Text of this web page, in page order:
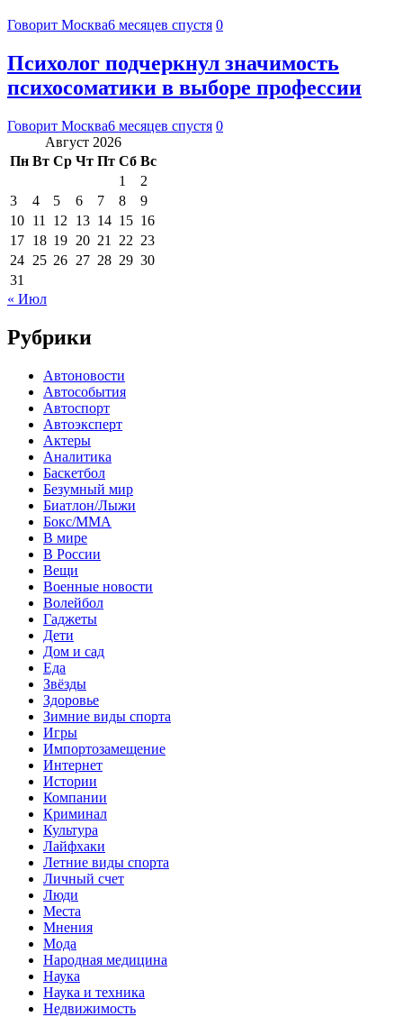
Говорит Москва6 месяцев спустя 0
Психолог подчеркнул значимость
психосоматики в выборе профессии
Говорит Москва6 месяцев спустя 0
Август 2026
Пн Вт Ср Чт Пт Сб Вс
1
2
3
4 5 6 7 8
9
10 11 12 13 14 15 16
17 18 19 20 21 22 23
24 25 26 27 28 29 30
31
« Июл
Рубрики
Автоновости
Автособытия
Автоспорт
Автоэксперт
Актеры
Аналитика
Баскетбол
Безумный мир
Биатлон/Лыжи
Бокс/MMA
В мире
В России
Вещи
Военные новости
Волейбол
Гаджеты
Дети
Дом и сад
Еда
Звёзды
Здоровье
Зимние виды спорта
Игры
Импортозамещение
Интернет
Истории
Компании
Криминал
Культура
Лайфхаки
Летние виды спорта
Личный счет
Люди
Места
Мнения
Мода
Народная медицина
Наука
Наука и техника
Недвижимость